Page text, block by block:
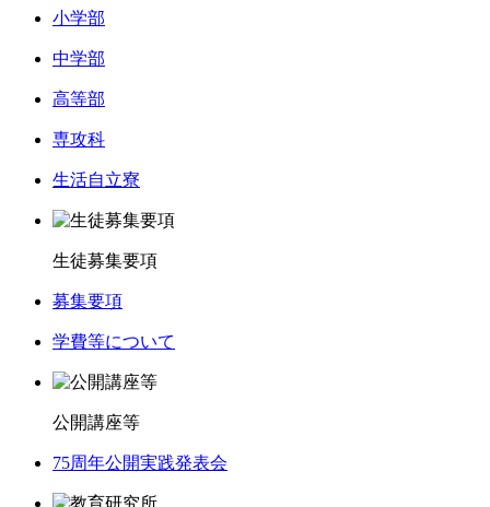
小学部
中学部
高等部
専攻科
生活自立寮
生徒募集要項
募集要項
学費等について
公開講座等
75周年公開実践発表会